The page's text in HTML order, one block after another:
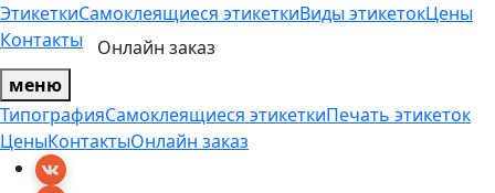
ЭтикеткиСамоклеящиеся этикеткиВиды этикетокЦены
Контакты
Онлайн заказ
меню
ТипографияСамоклеящиеся этикеткиПечать этикеток
ЦеныКонтактыОнлайн заказ